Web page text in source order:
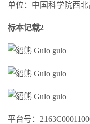
单位：中国科学院西
标本记载2
平台号：